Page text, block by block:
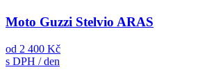
Moto Guzzi Stelvio ARAS
od 2 400 Kč
s DPH / den